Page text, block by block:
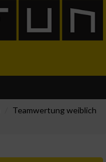
Teamwertung weiblich